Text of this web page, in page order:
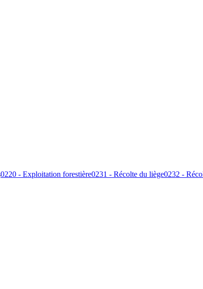
0220 - Exploitation forestière0231 - Récolte du liège0232 -